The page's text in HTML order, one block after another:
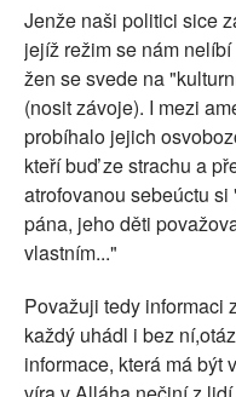
Jenže naši politici sice
jejíž režim se nám
žen se svede na
(nosit závoje). I mezi
probíhalo jejich
kteří buď ze strachu a
atrofovanou sebeúctu
pána, jeho děti
vlastním..."
Považuji tedy informaci
každý uhádl i bez
informace, která má být